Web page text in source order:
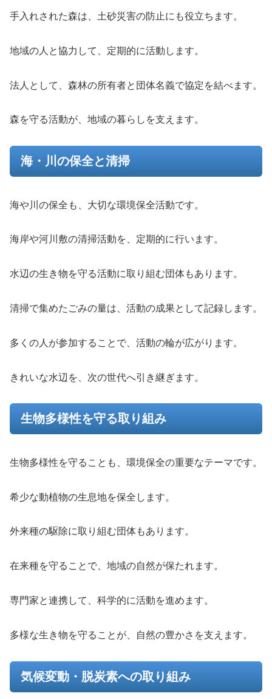
手入れされた森は、土砂災害の防止にも役立ちます。
地域の人と協力して、定期的に活動します。
法人として、森林の所有者と団体名義で協定を結べます。
森を守る活動が、地域の暮らしを支えます。
海・川の保全と清掃
海や川の保全も、大切な環境保全活動です。
海岸や河川敷の清掃活動を、定期的に行います。
水辺の生き物を守る活動に取り組む団体もあります。
清掃で集めたごみの量は、活動の成果として記録します。
多くの人が参加することで、活動の輪が広がります。
きれいな水辺を、次の世代へ引き継ぎます。
生物多様性を守る取り組み
生物多様性を守ることも、環境保全の重要なテーマです。
希少な動植物の生息地を保全します。
外来種の駆除に取り組む団体もあります。
在来種を守ることで、地域の自然が保たれます。
専門家と連携して、科学的に活動を進めます。
多様な生き物を守ることが、自然の豊かさを支えます。
気候変動・脱炭素への取り組み